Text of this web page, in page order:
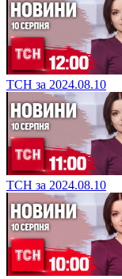
ТСН за 2024.08.10
ТСН за 2024.08.10